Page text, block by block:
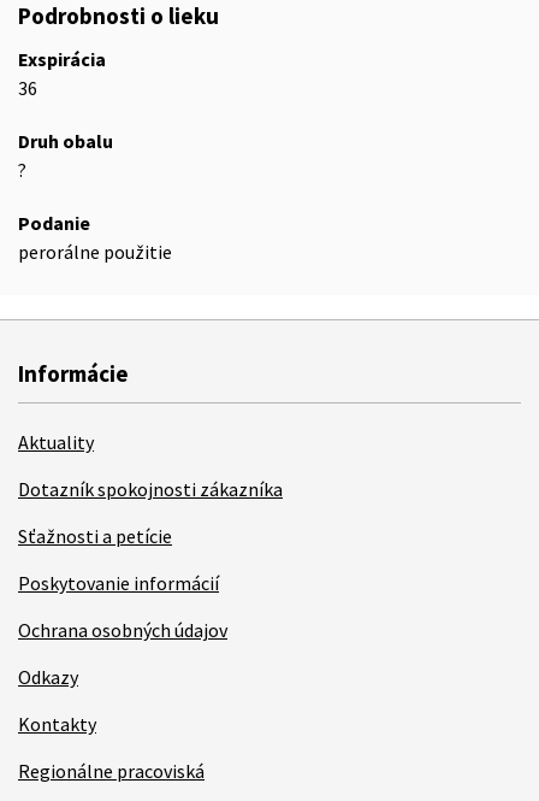
Podrobnosti o lieku
Exspirácia
36
Druh obalu
?
Podanie
perorálne použitie
Informácie
Aktuality
Dotazník spokojnosti zákazníka
Sťažnosti a petície
Poskytovanie informácií
Ochrana osobných údajov
Odkazy
Kontakty
Regionálne pracoviská